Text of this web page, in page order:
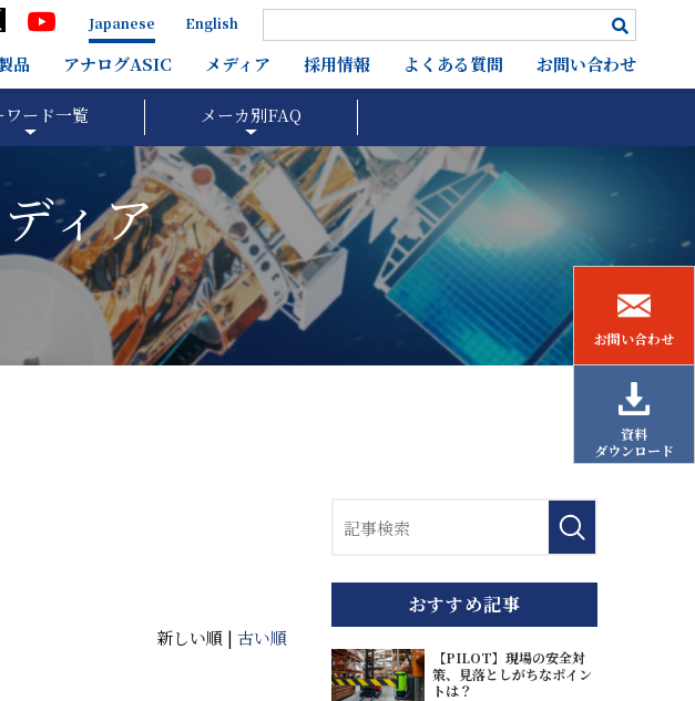
Japanese English
品 アナログASIC メディア 採用情報 よくある質問 お問い合わせ
お問い合わせ
資料
ダウンロード
ワード一覧 メーカ別FAQ
ィア
新しい順 | 古い順
おすすめ記事
【PILOT】現場の安全対
策、見落としがちなポイン
トは？